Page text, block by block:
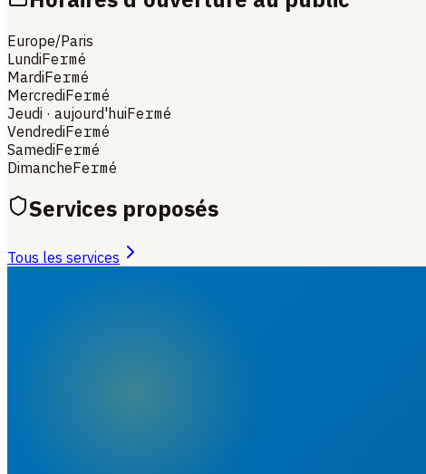
Europe/Paris
LundiFermé
MardiFermé
MercrediFermé
Jeudi · aujourd'huiFermé
VendrediFermé
SamediFermé
DimancheFermé
Services proposés
Tous les services